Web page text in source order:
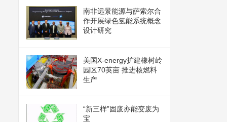
南非远景能源与萨索尔合
作开展绿色氢能系统概念
设计研究
美国X-energy扩建橡树岭
园区70英亩 推进核燃料
生产
“新三样”固废亦能变废为
宝